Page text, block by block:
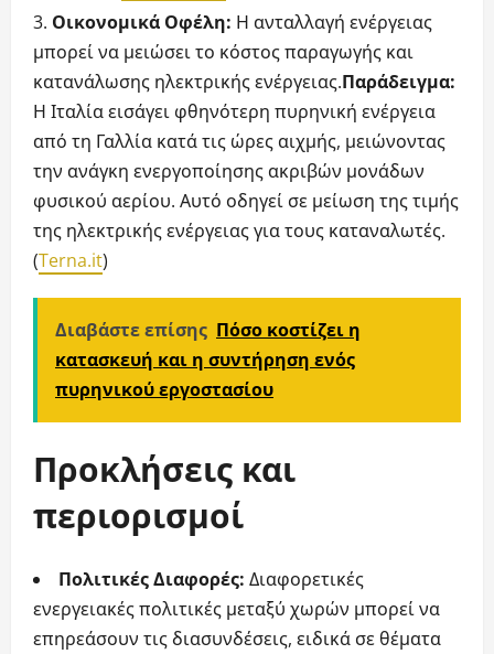
Οικονομικά Οφέλη: Η ανταλλαγή ενέργειας
μπορεί να μειώσει το κόστος παραγωγής και
κατανάλωσης ηλεκτρικής ενέργειας.Παράδειγμα:
Η Ιταλία εισάγει φθηνότερη πυρηνική ενέργεια
από τη Γαλλία κατά τις ώρες αιχμής, μειώνοντας
την ανάγκη ενεργοποίησης ακριβών μονάδων
φυσικού αερίου. Αυτό οδηγεί σε μείωση της τιμής
της ηλεκτρικής ενέργειας για τους καταναλωτές.
(Terna.it)
Διαβάστε επίσης Πόσο κοστίζει η
κατασκευή και η συντήρηση ενός
πυρηνικού εργοστασίου
Προκλήσεις και
περιορισμοί
Πολιτικές Διαφορές: Διαφορετικές
ενεργειακές πολιτικές μεταξύ χωρών μπορεί να
επηρεάσουν τις διασυνδέσεις, ειδικά σε θέματα